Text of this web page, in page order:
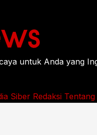
untuk Anda yang
Siber Redaksi Tentang